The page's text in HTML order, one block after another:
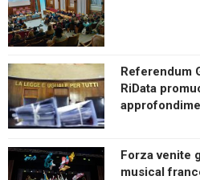
Referendum
RiData
Forza venite
musical